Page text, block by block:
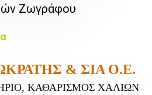
Ζωγράφου
& ΣΙΑ Ο.Ε.
ΚΑΘΑΡΙΣΜΟΣ ΧΑΛΙΩΝ